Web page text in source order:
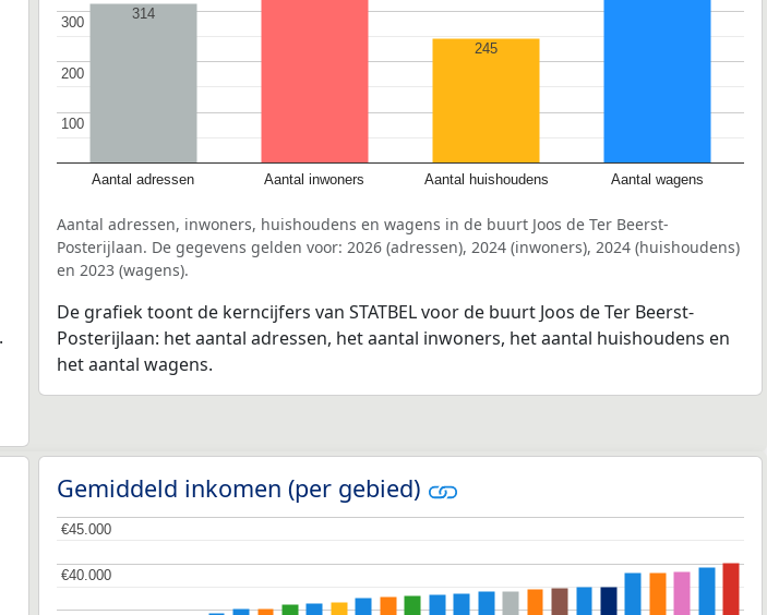
.
Aantal adressen Aantal inwoners Aantal huishoudens Aantal wagens
100
100
200
200
300
300
314
245
Aantal adressen, inwoners, huishoudens en wagens in de buurt Joos de Ter Beerst-
Posterijlaan. De gegevens gelden voor: 2026 (adressen), 2024 (inwoners), 2024 (huishoudens)
en 2023 (wagens).
De grafiek toont de kerncijfers van STATBEL voor de buurt Joos de Ter Beerst-
Posterijlaan: het aantal adressen, het aantal inwoners, het aantal huishoudens en
het aantal wagens.
Gemiddeld inkomen (per gebied)
€40.000
€40.000
€45.000
€45.000